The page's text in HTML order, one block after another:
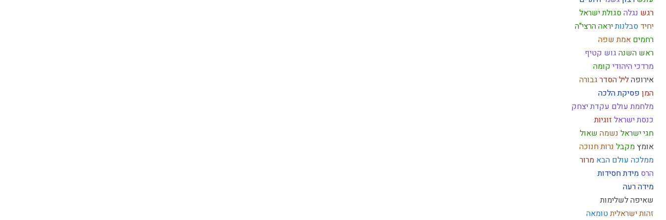
רגש נגלהסגולת ישראל
יחיד סבלנותיראההרצי"ה
רחמים אמתשפה
ראש השנה גוש קטיף
מרדכי היהודי קומה
אירופהליל הסדר גבורה
המן פסיקת הלכה
מלחמת עולם עקדת יצחק
כנסת ישראל זוגיות
חגי ישראל נשמה שאול
אומץמקבל נרות חנוכה
ממלכה עולם הבא מרור
הרס מידת חסידות
מידה רעה
שאיפה לשלימות
זהות ישראליתטומאה